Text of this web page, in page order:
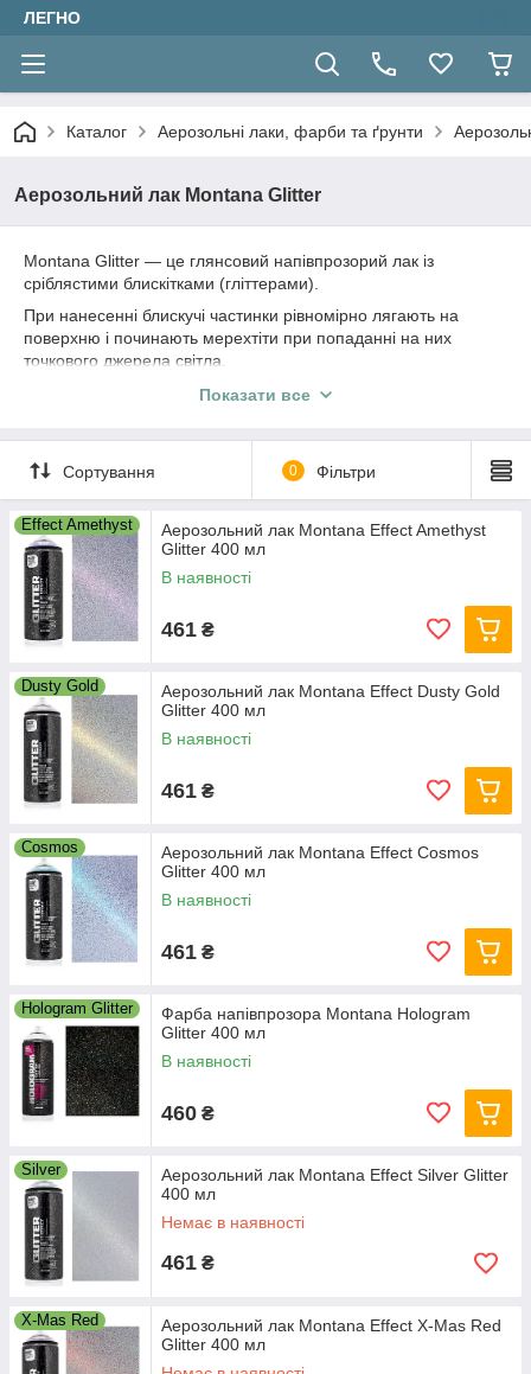
ЛЕГНО
Каталог Аерозольні лаки, фарби та ґрунти
Аерозольний лак Montana Glitter
Montana Glitter — це глянсовий напівпрозорий лак із
сріблястими блискітками (гліттерами).
При нанесенні блискучі частинки рівномірно лягають на
поверхню і починають мерехтіти при попаданні на них
точкового джерела світла.
Лак може наноситися на різні матеріали, такі як: папір,
фарфор, камінь, акрил та інші матеріали, що фарбуються.
Чим більше шарів - тим сильнішим буде ефект.
Показати все
Сортування 0 Фільтри
Effect Amethyst
Аерозольний лак Montana Effect Amethyst
Glitter 400 мл
В наявності
461 ₴
Dusty Gold
Аерозольний лак Montana Effect Dusty Gold
Glitter 400 мл
В наявності
461 ₴
Cosmos
Аерозольний лак Montana Effect Cosmos
Glitter 400 мл
В наявності
461 ₴
Hologram Glitter
Фарба напівпрозора Montana Hologram
Glitter 400 мл
В наявності
460 ₴
Silver
Аерозольний лак Montana Effect Silver Glitter
400 мл
Немає в наявності
461 ₴
X-Mas Red
Аерозольний лак Montana Effect X-Mas Red
Glitter 400 мл